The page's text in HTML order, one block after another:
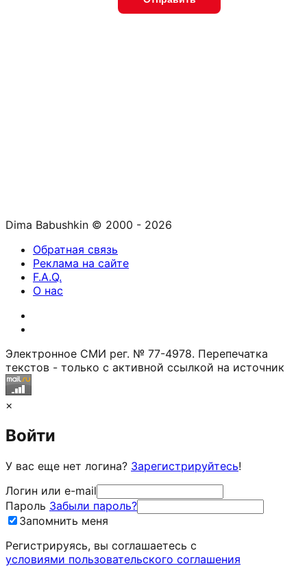
Dima Babushkin © 2000 - 2026
Обратная связь
Реклама на сайте
F.A.Q.
О нас
Электронное СМИ рег. № 77-4978. Перепечатка
текстов - только с активной ссылкой на источник
×
Войти
У вас еще нет логина? Зарегистрируйтесь!
Логин или e-mail
Пароль Забыли пароль?
Запомнить меня
Регистрируясь, вы соглашаетесь c
условиями пользовательского соглашения